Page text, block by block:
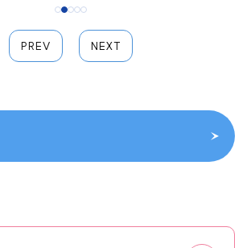
PREV NEXT